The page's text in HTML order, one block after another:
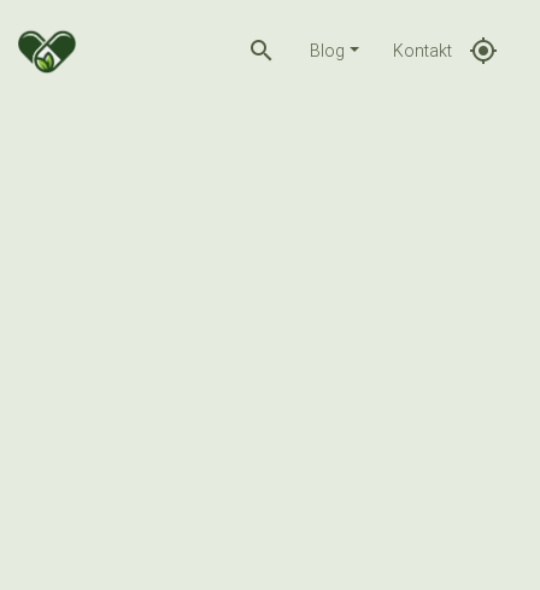
search Blog Kontakt gps_fixed